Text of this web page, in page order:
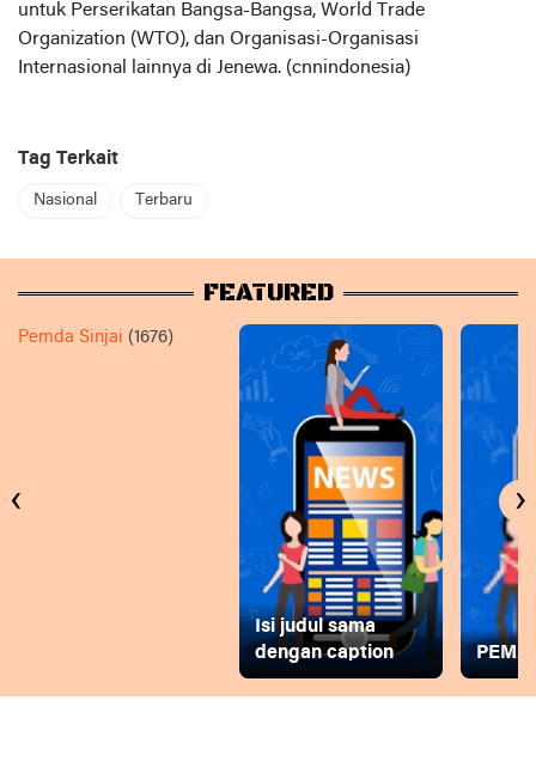
untuk Perserikatan Bangsa-Bangsa, World Trade
Organization (WTO), dan Organisasi-Organisasi
Internasional lainnya di Jenewa. (cnnindonesia)
Tag Terkait
Nasional Terbaru
FEATURED
Pemda Sinjai (1676)
Isi judul sama
dengan caption
‹ ›